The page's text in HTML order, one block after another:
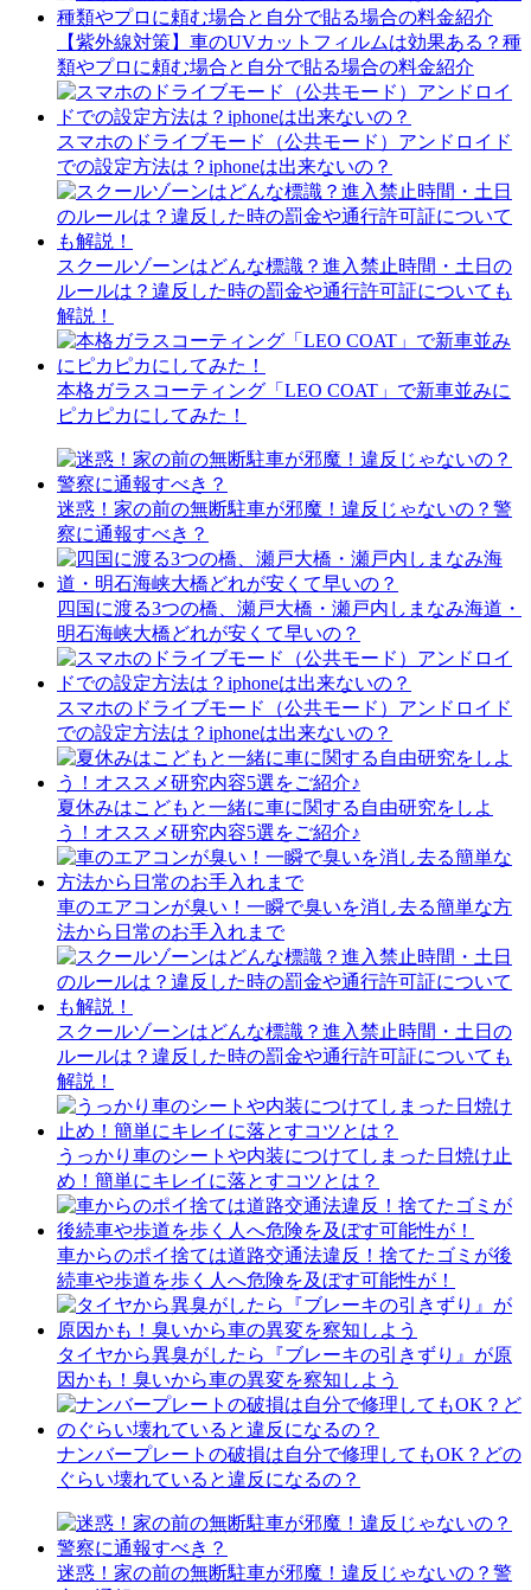
【紫外線対策】車のUVカットフィルムは効果ある？種
類やプロに頼む場合と自分で貼る場合の料金紹介
スマホのドライブモード（公共モード）アンドロイド
での設定方法は？iphoneは出来ないの？
スクールゾーンはどんな標識？進入禁止時間・土日の
ルールは？違反した時の罰金や通行許可証についても
解説！
本格ガラスコーティング「LEO COAT」で新車並みに
ピカピカにしてみた！
迷惑！家の前の無断駐車が邪魔！違反じゃないの？警
察に通報すべき？
四国に渡る3つの橋、瀬戸大橋・瀬戸内しまなみ海道・
明石海峡大橋どれが安くて早いの？
スマホのドライブモード（公共モード）アンドロイド
での設定方法は？iphoneは出来ないの？
夏休みはこどもと一緒に車に関する自由研究をしよ
う！オススメ研究内容5選をご紹介♪
車のエアコンが臭い！一瞬で臭いを消し去る簡単な方
法から日常のお手入れまで
スクールゾーンはどんな標識？進入禁止時間・土日の
ルールは？違反した時の罰金や通行許可証についても
解説！
うっかり車のシートや内装につけてしまった日焼け止
め！簡単にキレイに落とすコツとは？
車からのポイ捨ては道路交通法違反！捨てたゴミが後
続車や歩道を歩く人へ危険を及ぼす可能性が！
タイヤから異臭がしたら『ブレーキの引きずり』が原
因かも！臭いから車の異変を察知しよう
ナンバープレートの破損は自分で修理してもOK？どの
ぐらい壊れていると違反になるの？
迷惑！家の前の無断駐車が邪魔！違反じゃないの？警